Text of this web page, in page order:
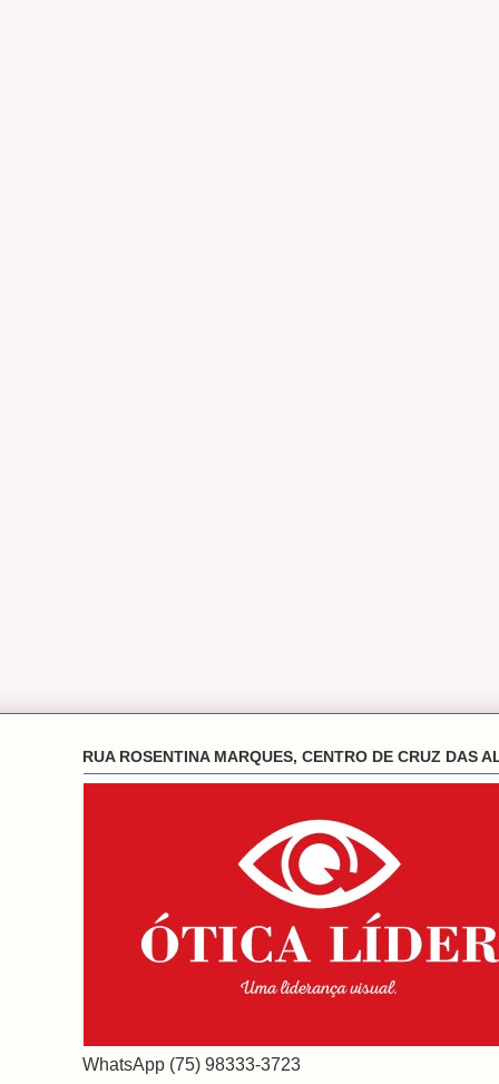
RUA ROSENTINA MARQUES, CENTRO DE CRUZ DAS
WhatsApp (75) 98333-3723